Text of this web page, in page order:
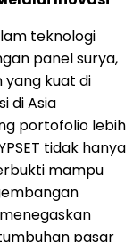
teknologi
panel surya,
yang kuat di
di Asia
portofolio lebih
tidak hanya
mampu
pasar